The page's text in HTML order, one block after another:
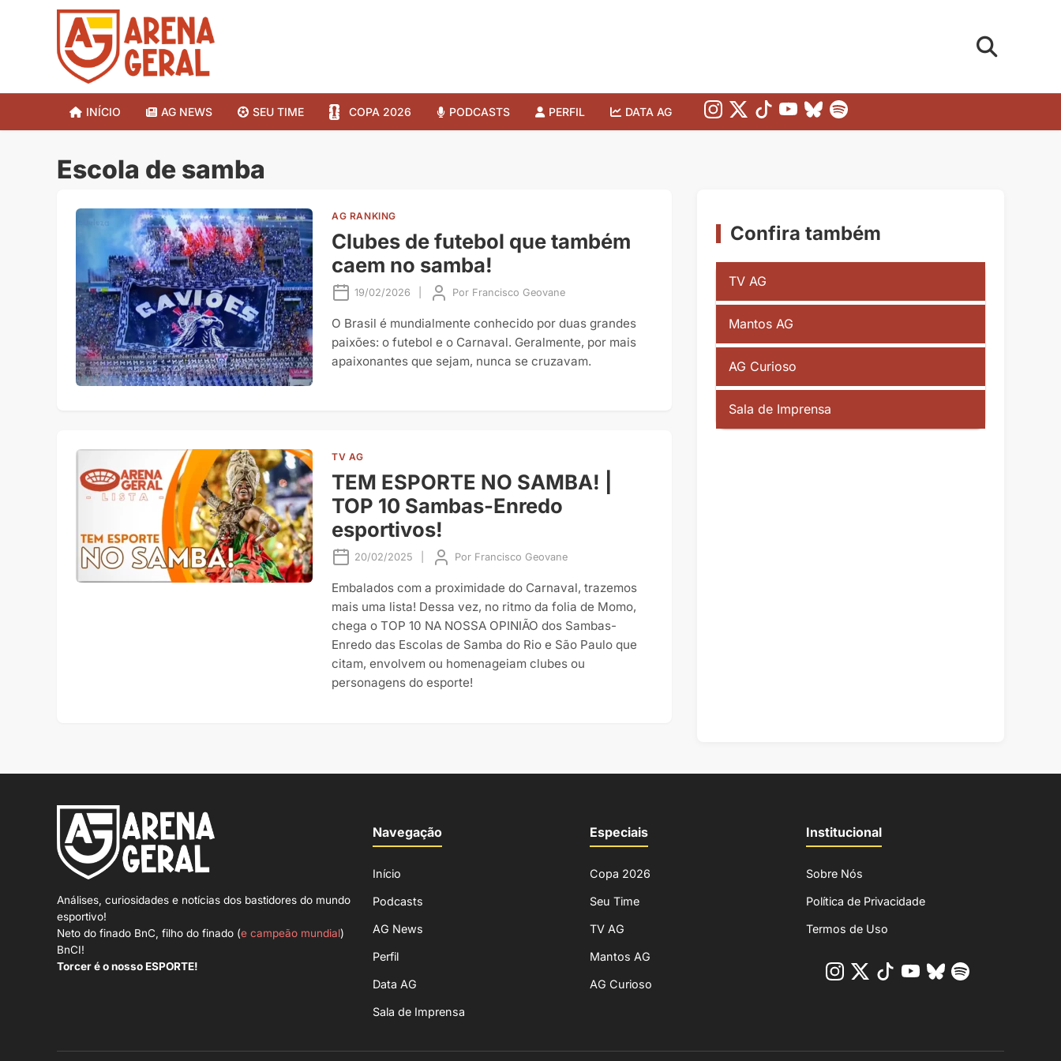
INÍCIO AG NEWS SEU TIME COPA 2026 PODCASTS PERFIL DATA AG
Escola de samba
AG RANKING
Clubes de futebol que também
caem no samba!
19/02/2026 Por Francisco Geovane
O Brasil é mundialmente conhecido por duas grandes
paixões: o futebol e o Carnaval. Geralmente, por mais
apaixonantes que sejam, nunca se cruzavam.
TV AG
TEM ESPORTE NO SAMBA! |
TOP 10 Sambas-Enredo
esportivos!
20/02/2025 Por Francisco Geovane
Embalados com a proximidade do Carnaval, trazemos
mais uma lista! Dessa vez, no ritmo da folia de Momo,
chega o TOP 10 NA NOSSA OPINIÃO dos Sambas-
Enredo das Escolas de Samba do Rio e São Paulo que
citam, envolvem ou homenageiam clubes ou
personagens do esporte!
Confira também
TV AG
Mantos AG
AG Curioso
Sala de Imprensa
Análises, curiosidades e notícias dos bastidores do mundo
esportivo!
Neto do finado BnC, filho do finado (e campeão mundial)
BnCI!
Torcer é o nosso ESPORTE!
Navegação
Início
Podcasts
AG News
Perfil
Data AG
Sala de Imprensa
Especiais
Copa 2026
Seu Time
TV AG
Mantos AG
AG Curioso
Institucional
Sobre Nós
Política de Privacidade
Termos de Uso